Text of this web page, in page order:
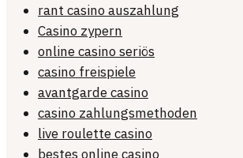
rant casino auszahlung
Casino zypern
online casino seriös
casino freispiele
avantgarde casino
casino zahlungsmethoden
live roulette casino
bestes online casino